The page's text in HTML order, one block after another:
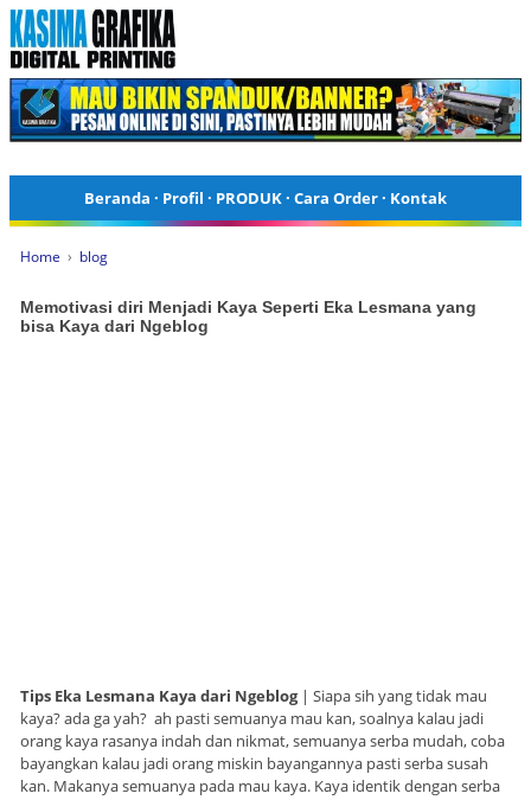
Beranda · Profil · PRODUK· Cara Order· Kontak
Home › blog
Memotivasi diri Menjadi Kaya Seperti Eka Lesmana yang
bisa Kaya dari Ngeblog
Tips Eka Lesmana Kaya dari Ngeblog| Siapa sih yang tidak mau
kaya? ada ga yah? ah pasti semuanya mau kan, soalnya kalau jadi
orang kaya rasanya indah dan nikmat, semuanya serba mudah, coba
bayangkan kalau jadi orang miskin bayangannya pasti serba susah
kan. Makanya semuanya pada mau kaya. Kaya identik dengan serba